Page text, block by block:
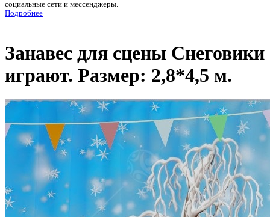
социальные сети и мессенджеры.
Подробнее
Занавес для сцены Снеговики
играют. Размер: 2,8*4,5 м.